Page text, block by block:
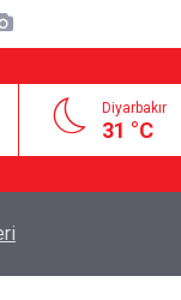
Diyarbakır
31 °C
MGK